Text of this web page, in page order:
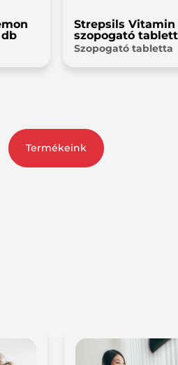
Strepsils Vitamin
szopogató
Szopogató tabletta
Termékeink